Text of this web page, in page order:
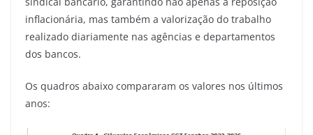
inflacionária, mas também a valorização do trabalho
realizado diariamente nas agências e departamentos
dos bancos.
Os quadros abaixo compararam os valores nos últimos
anos: